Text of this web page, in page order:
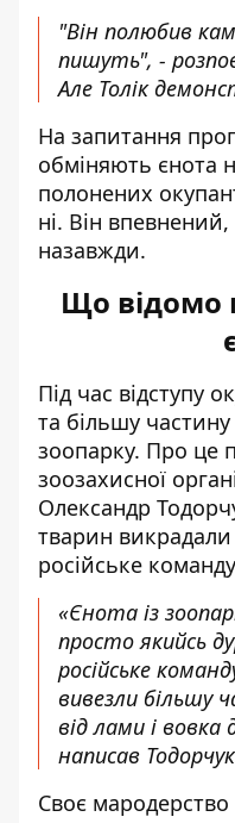
"Він полюбив
пишуть", -
Але Толік
На запитання
обміняють єнота
полонених
ні. Він
назавжди.
Що відомо
Під час відступу
та більшу
зоопарку. Про це
зоозахисної
Олександр
тварин
російське
«Єнота із
просто якийсь
російське
вивезли більшу
від лами і вовка
написав
Своє мародерство